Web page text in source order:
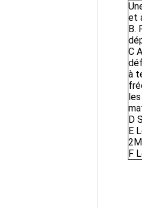
et
B.
C
à
D
E
F